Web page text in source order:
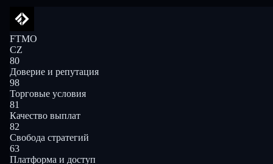
FTMO
CZ
80
Доверие и репутация
98
Торговые условия
81
Качество выплат
82
Свобода стратегий
63
Платформа и доступ